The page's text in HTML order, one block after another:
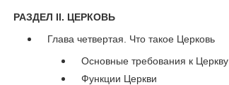
РАЗДЕЛ II. ЦЕРКОВЬ
Глава четвертая. Что такое Церковь
Основные требования к Церкву
Функции Церкви